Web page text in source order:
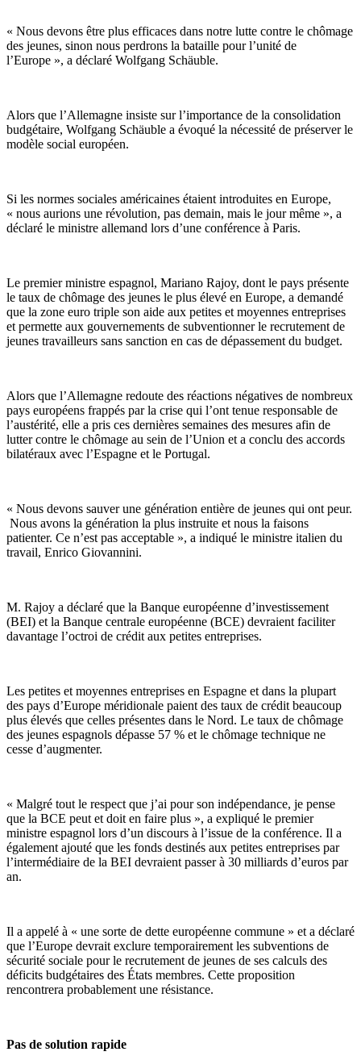
« Nous devons être plus efficaces dans notre lutte contre le chômage
des jeunes, sinon nous perdrons la bataille pour l’unité de
l’Europe », a déclaré Wolfgang Schäuble.
Alors que l’Allemagne insiste sur l’importance de la consolidation
budgétaire, Wolfgang Schäuble a évoqué la nécessité de préserver le
modèle social européen.
Si les normes sociales américaines étaient introduites en Europe,
« nous aurions une révolution, pas demain, mais le jour même », a
déclaré le ministre allemand lors d’une conférence à Paris.
Le premier ministre espagnol, Mariano Rajoy, dont le pays présente
le taux de chômage des jeunes le plus élevé en Europe, a demandé
que la zone euro triple son aide aux petites et moyennes entreprises
et permette aux gouvernements de subventionner le recrutement de
jeunes travailleurs sans sanction en cas de dépassement du budget.
Alors que l’Allemagne redoute des réactions négatives de nombreux
pays européens frappés par la crise qui l’ont tenue responsable de
l’austérité, elle a pris ces dernières semaines des mesures afin de
lutter contre le chômage au sein de l’Union et a conclu des accords
bilatéraux avec l’Espagne et le Portugal.
« Nous devons sauver une génération entière de jeunes qui ont peur.
Nous avons la génération la plus instruite et nous la faisons
patienter. Ce n’est pas acceptable », a indiqué le ministre italien du
travail, Enrico Giovannini.
M. Rajoy a déclaré que la Banque européenne d’investissement
(BEI) et la Banque centrale européenne (BCE) devraient faciliter
davantage l’octroi de crédit aux petites entreprises.
Les petites et moyennes entreprises en Espagne et dans la plupart
des pays d’Europe méridionale paient des taux de crédit beaucoup
plus élevés que celles présentes dans le Nord. Le taux de chômage
des jeunes espagnols dépasse 57 % et le chômage technique ne
cesse d’augmenter.
« Malgré tout le respect que j’ai pour son indépendance, je pense
que la BCE peut et doit en faire plus », a expliqué le premier
ministre espagnol lors d’un discours à l’issue de la conférence. Il a
également ajouté que les fonds destinés aux petites entreprises par
l’intermédiaire de la BEI devraient passer à 30 milliards d’euros par
an.
Il a appelé à « une sorte de dette européenne commune » et a déclaré
que l’Europe devrait exclure temporairement les subventions de
sécurité sociale pour le recrutement de jeunes de ses calculs des
déficits budgétaires des États membres. Cette proposition
rencontrera probablement une résistance.
Pas de solution rapide